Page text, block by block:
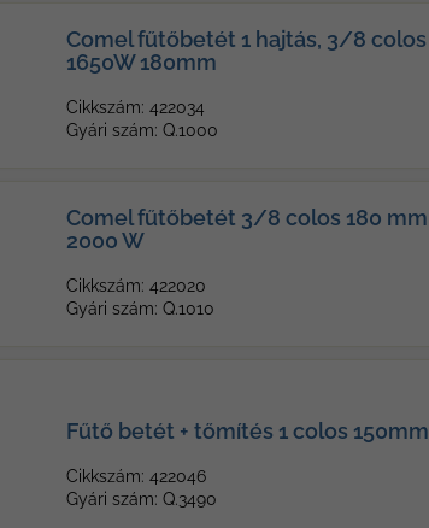
Comel fűtőbetét 1 hajtás, 3/8 colos
1650W 180mm
Cikkszám: 422034
Gyári szám: Q.1000
Comel fűtőbetét 3/8 colos 180 mm
2000 W
Cikkszám: 422020
Gyári szám: Q.1010
Fűtő betét + tőmítés 1 colos 150mm
Cikkszám: 422046
Gyári szám: Q.3490